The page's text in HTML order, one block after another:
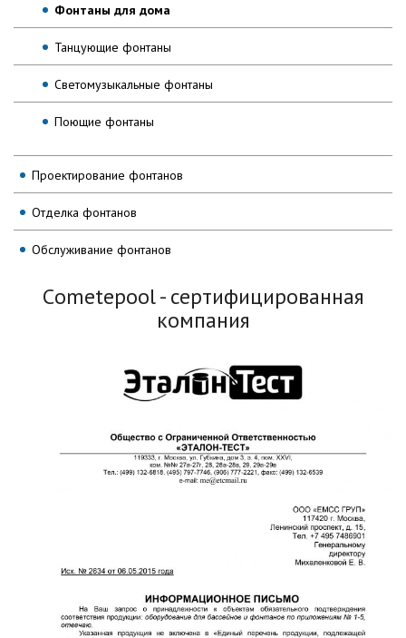
Фонтаны для дома
Танцующие фонтаны
Светомузыкальные фонтаны
Поющие фонтаны
Проектирование фонтанов
Отделка фонтанов
Обслуживание фонтанов
Сometepool - сертифицированная
компания